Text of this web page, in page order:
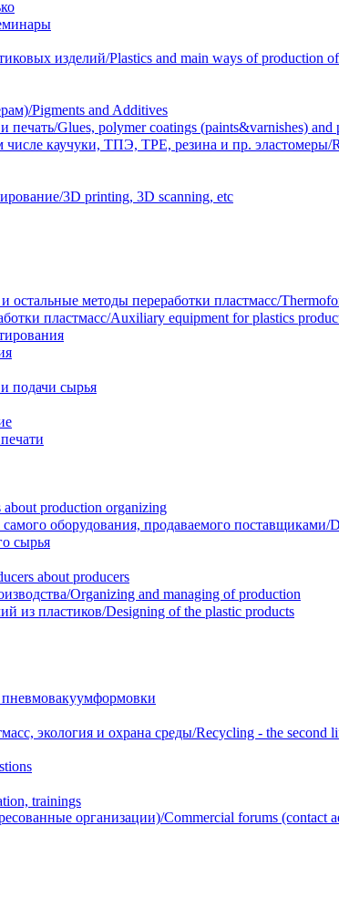
изделий/Plastics and main ways of production
Pigments and Additives
Glues, polymer coatings (paints&varnishes) and
каучуки, ТПЭ, TPE, резина и пр. эластомеры/
3D printing, 3D scanning, etc
методы переработки пластмасс/
пластмасс/Auxiliary equipment for plastics
подачи сырья
production organizing
оборудования, продаваемого поставщиками/
сырья
about producers
Organizing and managing of production
из пластиков/Designing of the plastic products
экология и охрана среды/Recycling - the second
trainings
организации)/Commercial forums (contact